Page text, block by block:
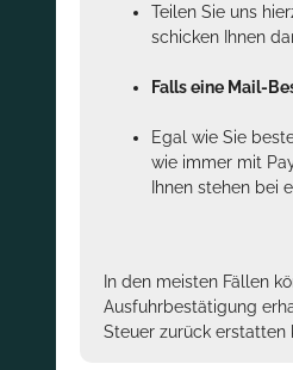
Teilen Sie uns
schicken Ihnen
Falls eine Mail-
Egal wie Sie
wie immer mit
Ihnen stehen bei
In den meisten Fällen
Ausfuhrbestätigung
Steuer zurück erstatten